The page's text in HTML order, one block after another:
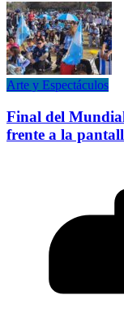
Arte y Espectáculos
Final del
frente a la